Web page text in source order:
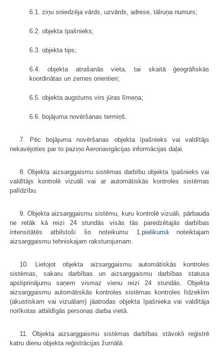
6.1. ziņu sniedzēja vārds, uzvārds, adrese, tālruņa numurs;
6.2. objekta īpašnieks;
6.3. objekta tips;
6.4. objekta atrašanās vieta, tai skaitā ģeogrāfiskās
koordinātas un zemes orientieri;
6.5. objekta augstums virs jūras līmeņa;
6.6. bojājuma novēršanas termiņš.
7. Pēc bojājuma novēršanas objekta īpašnieks vai valdītājs
nekavējoties par to paziņo Aeronavigācijas informācijas daļai.
8. Objekta aizsarggaismu sistēmas darbību objekta īpašnieks vai
valdītājs kontrolē vizuāli vai ar automātiskās kontroles sistēmas
palīdzību.
9. Objekta aizsarggaismu sistēmu, kuru kontrolē vizuāli, pārbauda
ne retāk kā reizi 24 stundās visās tās paredzētajās darbības
intensitātēs atbilstoši šo noteikumu 1.pielikumānoteiktajam
aizsarggaismu tehniskajam raksturojumam.
10. Lietojot objekta aizsarggaismu automātiskās kontroles
sistēmas, sakaru darbības un aizsarggaismu darbības statusa
apstiprinājumu saņem vismaz vienu reizi 24 stundās. Objekta
aizsarggaismu automātiskās kontroles sistēmas kontroles līdzeklim
(akustiskam vai vizuālam) jāatrodas objekta īpašnieka vai valdītāja
norīkotas atbildīgās personas darba vietā.
11. Objekta aizsarggaismu sistēmas darbības stāvokli reģistrē
katru dienu objekta reģistrācijas žurnālā.